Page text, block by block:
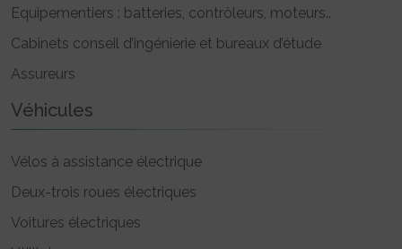
Equipementiers : batteries, contrôleurs, moteurs..
Cabinets conseil d’ingénierie et bureaux d’étude
Assureurs
Véhicules
Vélos à assistance électrique
Deux-trois roues électriques
Voitures électriques